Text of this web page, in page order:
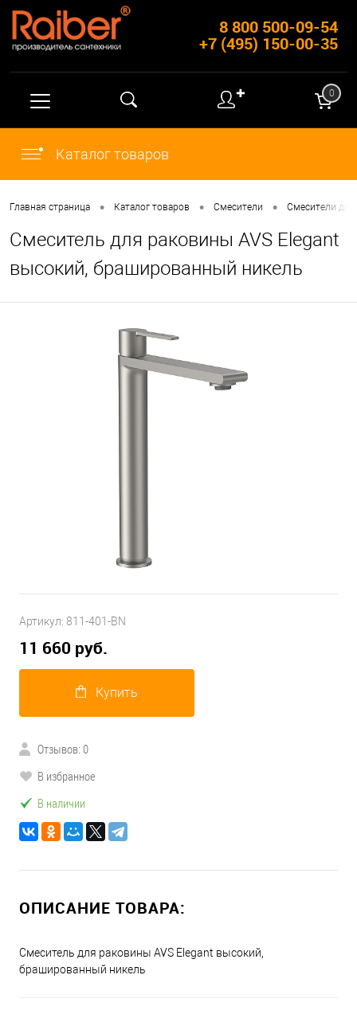
8 800 500-09-54
+7 (495) 150-00-35
✚ 0
Каталог товаров
Главная страница • Каталог товаров • Смесители • Смесители
Смеситель для раковины AVS Elegant
высокий, брашированный никель
Артикул: 811-401-BN
11 660 руб.
Купить
Отзывов: 0
В избранное
В наличии
ОПИСАНИЕ ТОВАРА:
Смеситель для раковины AVS Elegant высокий,
брашированный никель